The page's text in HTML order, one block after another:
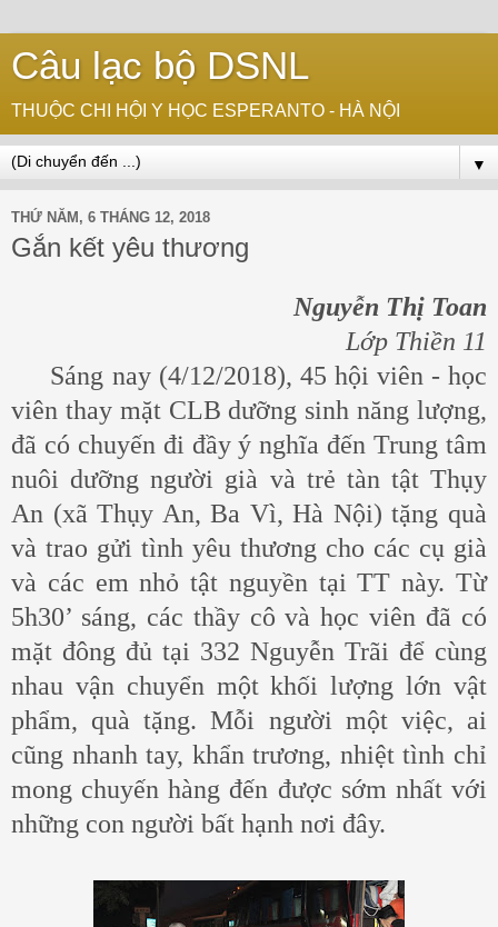
Câu lạc bộ DSNL
THUỘC CHI HỘI Y HỌC ESPERANTO - HÀ NỘI
▼
THỨ NĂM, 6 THÁNG 12, 2018
Gắn kết yêu thương
Nguyễn Thị Toan
Lớp Thiền 11
Sáng nay (4/12/2018), 45 hội viên - học
viên thay mặt CLB dưỡng sinh năng lượng,
đã có chuyến đi đầy ý nghĩa đến Trung tâm
nuôi dưỡng người già và trẻ tàn tật Thụy
An (xã Thụy An, Ba Vì, Hà Nội) tặng quà
và trao gửi tình yêu thương cho các cụ già
và các em nhỏ tật nguyền tại TT này. Từ
5h30’ sáng, các thầy cô và học viên đã có
mặt đông đủ tại 332 Nguyễn Trãi để cùng
nhau vận chuyển một khối lượng lớn vật
phẩm, quà tặng. Mỗi người một việc, ai
cũng nhanh tay, khẩn trương, nhiệt tình chỉ
mong chuyến hàng đến được sớm nhất với
những con người bất hạnh nơi đây.